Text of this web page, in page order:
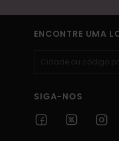
ENCONTRE UMA
SIGA-NOS